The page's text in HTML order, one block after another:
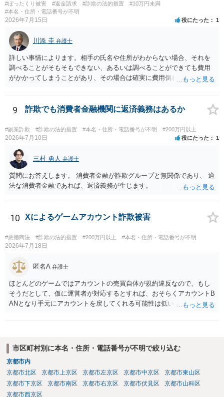
#ぼったくり被害 #返金請求 #詐欺の法的措置
#10万円未満
#本名・住所・電話番号が不明
2026年7月15日 役にたった 1
川添 圭 弁護士
詳しい事情によります。相手の氏名や住所がわからない場合、それを
調べることがそもそもできない、あるいは調べることができても費用
がかかってしまうことがあり、その場合は確実に費用倒れになりそう
9 詐欺でも消費者金融機関に返済義務はあるか
#副業詐欺 #詐欺の法的措置 #本名・住所・電話番号が不明 #200万円以上
2026年7月10日 役にたった 1
三村 勇人 弁護士
質問にお答えします。 消費者金融が詐欺グループと無関係であり、 適
法な消費者金融であれば、返済義務が生じます。
10 Xによるゲームアカウント詐欺被害
#悪徳商法 #詐欺の法的措置 #200万円以上 #本名・住所・電話番号が不明
2026年7月18日
匿名A 弁護士
ほとんどのゲームではアカウントの売買自体が規約違反なので、もし
そうだとして、仮に運営者が対応するとすれば、おそらくアカウントB
ANとなり手元にアカウントを戻してくれる可能性は低いかもしれませ
絶）を食らう可能性があります。RMTが許されているゲーム（海外の
変わるかもしれませんが…
市区町村別に本名・住所・電話番号が不明で絞り込む
京都市内
京都市北区
京都市上京区 京都市左京区 京都市中京区
京都市東山区
京都市下京区
京都市南区 京都市右京区 京都市伏見区
京都市山科区
京都市西京区